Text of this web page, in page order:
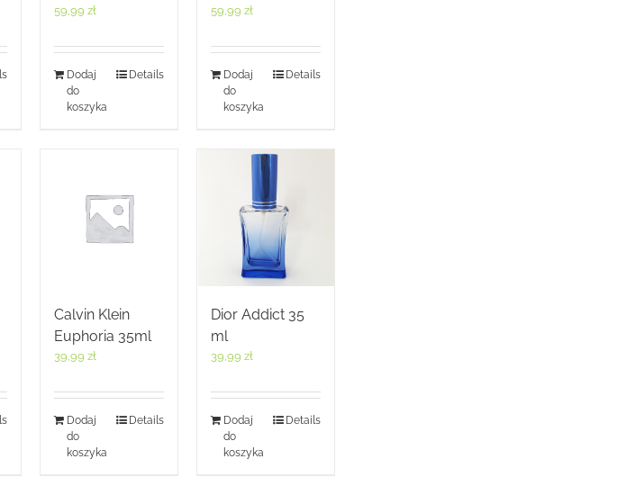
59,99 zł
Dodaj
do
koszyka
Details
59,99zł
Dodaj
do
koszyka
Details
Calvin Klein
Euphoria 35ml
39,99 zł
Dodaj
do
koszyka
Details
Dior Addict 35
ml
39,99zł
Dodaj
do
koszyka
Details